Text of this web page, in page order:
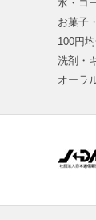
水・コ
お菓子
100円
洗剤・
オーラ